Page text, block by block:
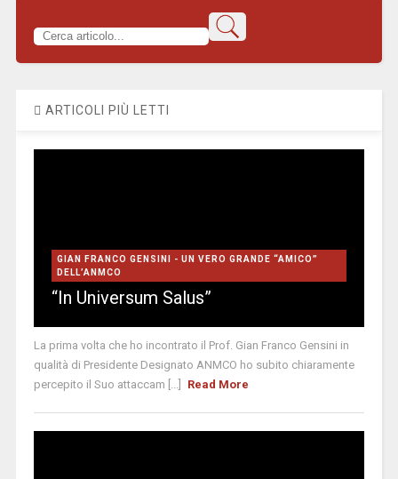
ARTICOLI PIÙ LETTI
GIAN FRANCO GENSINI - UN VERO GRANDE “AMICO”
DELL’ANMCO
“In Universum Salus”
La prima volta che ho incontrato il Prof. Gian Franco Gensini in
qualità di Presidente Designato ANMCO ho subito chiaramente
percepito il Suo attaccam [...]
Read More